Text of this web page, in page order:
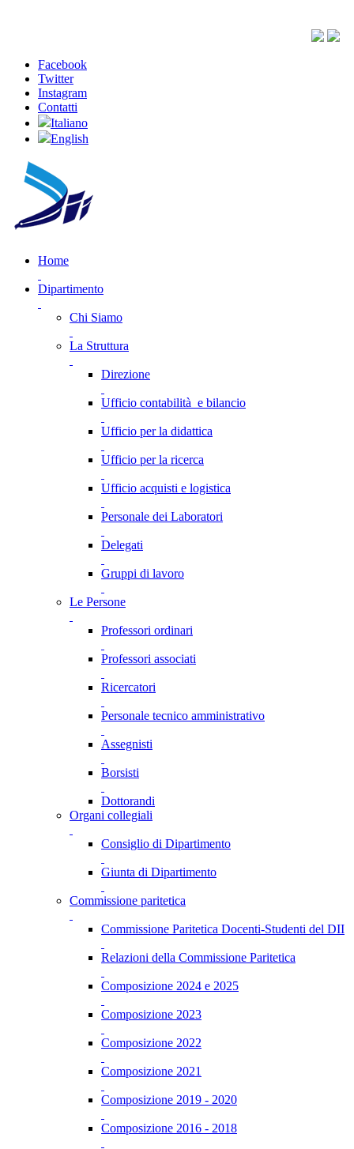
Facebook
Twitter
Instagram
Contatti
Italiano
English
Home
Dipartimento
Chi Siamo
La Struttura
Direzione
Ufficio contabilità e bilancio
Ufficio per la didattica
Ufficio per la ricerca
Ufficio acquisti e logistica
Personale dei Laboratori
Delegati
Gruppi di lavoro
Le Persone
Professori ordinari
Professori associati
Ricercatori
Personale tecnico amministrativo
Assegnisti
Borsisti
Dottorandi
Organi collegiali
Consiglio di Dipartimento
Giunta di Dipartimento
Commissione paritetica
Commissione Paritetica Docenti-Studenti del DII
Relazioni della Commissione Paritetica
Composizione 2024 e 2025
Composizione 2023
Composizione 2022
Composizione 2021
Composizione 2019 - 2020
Composizione 2016 - 2018